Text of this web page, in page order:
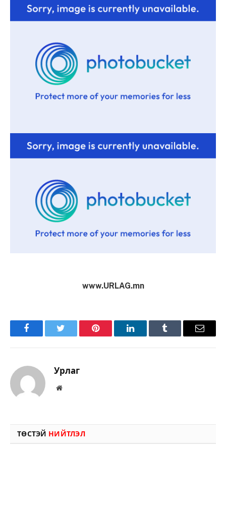
www.URLAG.mn
FacebookTwitter Pinterest LinkedInTumblr Имэйл
Урлаг
Вэбсайт
ТӨСТЭЙ НИЙТЛЭЛ